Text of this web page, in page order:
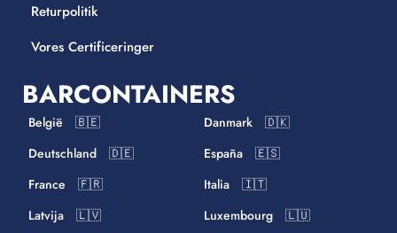
Returpolitik
Vores Certificeringer
BARCONTAINERS
België 🇧🇪
Danmark 🇩🇰
Deutschland 🇩🇪
España 🇪🇸
France 🇫🇷
Italia 🇮🇹
Latvija 🇱🇻
Luxembourg 🇱🇺